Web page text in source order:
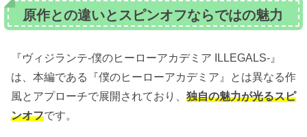
原作との違いとスピンオフならではの魅力
『ヴィジランテ-僕のヒーローアカデミア ILLEGALS-』
は、本編である『僕のヒーローアカデミア』とは異なる作
風とアプローチで展開されており、 独自の魅力が光るスピ
ンオフです。